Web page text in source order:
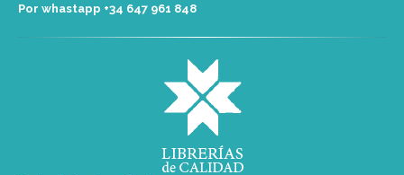
Por whastapp +34 ‭647 961 848‬